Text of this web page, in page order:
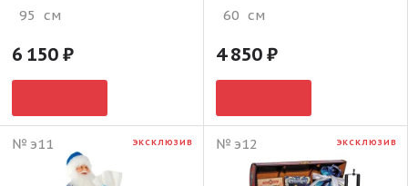
95 см
6 150
60 см
4 850
№ э11 ЭКСКЛЮЗИВ № э12 ЭКСКЛЮЗИВ